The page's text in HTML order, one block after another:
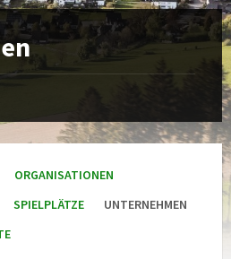
ORGANISATIONEN
SPIELPLÄTZE
UNTERNEHMEN